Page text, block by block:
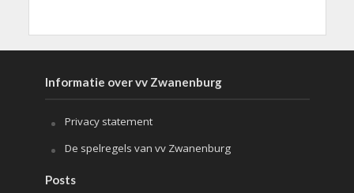
Informatie over vv Zwanenburg
Privacy statement
De spelregels van vv Zwanenburg
Posts